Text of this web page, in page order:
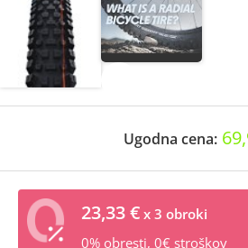
Ugodna cena:
23,33 € x 3 obroki
0% obresti, 0€ stroškov